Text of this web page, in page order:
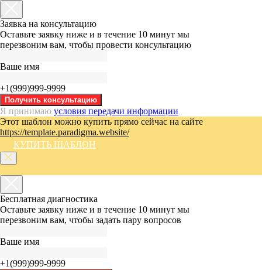
Заявка на консультацию
Оставьте заявку ниже и в течение 10 минут мы
перезвоним вам, чтобы провести консультацию
Ваше имя
+1(999)999-9999
Получить консультацию
Я принимаю условия передачи информации
Этот шаблон можно купить прямо сейчас на сайте
https://template.paradigma.website/
КУПИТЬ ШАБЛОН
Бесплатная диагностика
Оставьте заявку ниже и в течение 10 минут мы
перезвоним вам, чтобы задать пару вопросов
Ваше имя
+1(999)999-9999